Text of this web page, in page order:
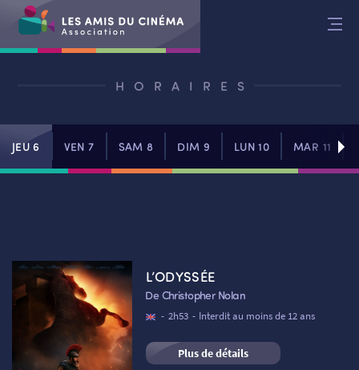
HORAIRES
JEU 6 VEN 7 SAM 8 DIM 9 LUN 10 MAR 11
L’ODYSSÉE
De Christopher Nolan
- 2h53 - Interdit au moins de 12 ans
Plus de détails